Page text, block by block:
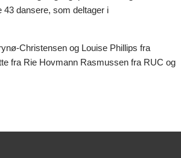
dansere, som deltager i
Christensen og Louise Phillips fra
fra Rie Hovmann Rasmussen fra RUC og